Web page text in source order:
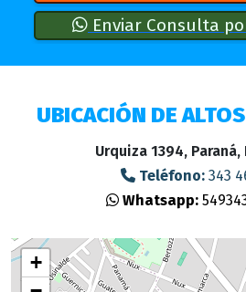
Enviar Consulta
UBICACIÓN DE
Urquiza 1394,
Teléfono:343
Whatsapp: